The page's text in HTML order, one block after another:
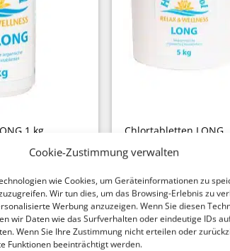
Cookie-Zustimmung verwalten
wie Cookies, um Geräteinformationen zu
Wir tun dies, um das Browsing-Erlebnis zu
Werbung anzuzeigen. Wenn Sie diesen
wir Daten wie das Surfverhalten oder eindeutige IDs
Wenn Sie Ihre Zustimmung nicht erteilen oder
Funktionen beeinträchtigt werden.
1 kg
€.
Chlortabletten LONG
ab44,91€